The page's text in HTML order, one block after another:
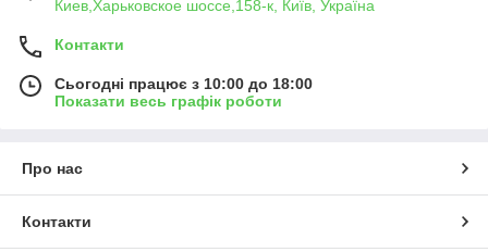
Киев,Харьковское шоссе,158-к, Київ, Україна
Контакти
Сьогодні працює з 10:00 до 18:00
Показати весь графік роботи
Про нас
Контакти